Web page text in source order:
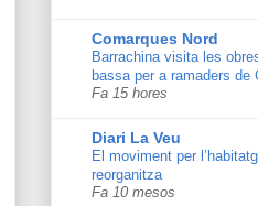
Comarques Nord
Barrachina visita les
bassa per a ramaders de
Fa 15 hores
Diari La Veu
El moviment per
reorganitza
Fa 10 mesos